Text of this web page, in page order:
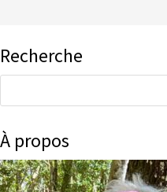
Recherche
À propos